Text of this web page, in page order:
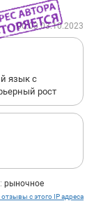
00:03 03.10.2023
язык с
рост
рыночное
отзывы с этого IP адреса